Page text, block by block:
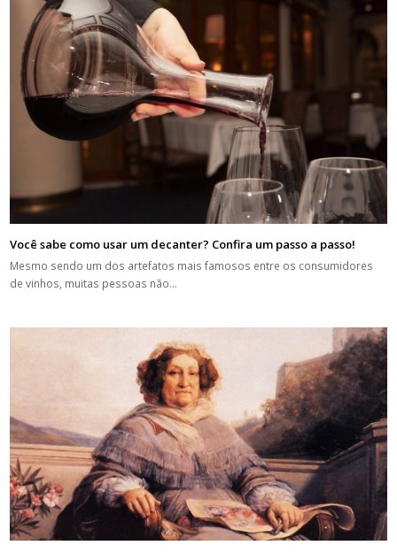
Você sabe como usar um decanter? Confira um passo a passo!
Mesmo sendo um dos artefatos mais famosos entre os consumidores
de vinhos, muitas pessoas não…